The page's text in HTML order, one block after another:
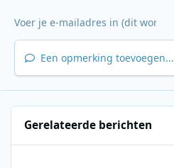
Een opmerking toevoegen...
Gerelateerde berichten